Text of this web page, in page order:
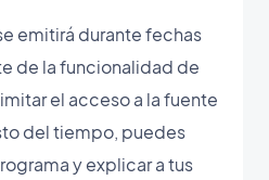
emitirá durante fechas
de la funcionalidad de
el acceso a la fuente
del tiempo, puedes
y explicar a tus